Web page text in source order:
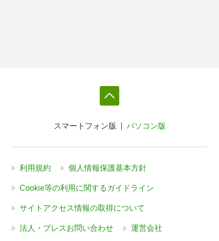
スマートフォン版 パソコン版
利用規約 個人情報保護基本方針
Cookie等の利用に関するガイドライン
サイトアクセス情報の取得について
法人・プレスお問い合わせ 運営会社